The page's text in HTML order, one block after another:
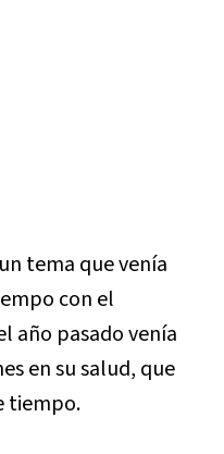
tema que venía
con el
año pasado venía
en su salud, que
tiempo.